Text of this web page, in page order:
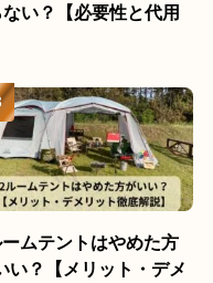
い？【必要性と代用
ムテントはやめた方
い？【メリット・デメ